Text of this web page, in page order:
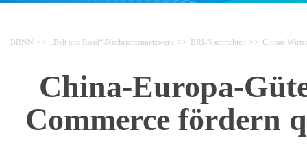
BRNN >> „Belt and Road“-Nachrichtennetzwerk >> BRI-Nachrichten >> Chinas
China-Europa-
Commerce fördern